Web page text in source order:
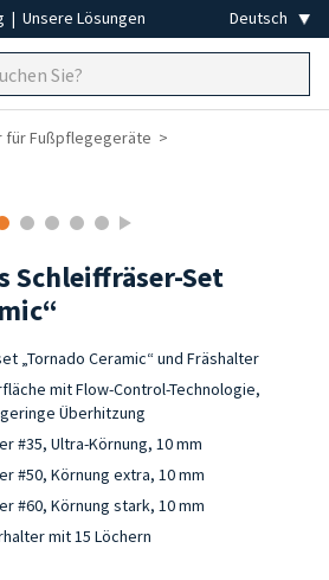
| Unsere Lösungen
für Fußpflegegeräte
Schleiffräser-Set
„Tornado Ceramic“ und Fräshalter
mit Flow-Control-Technologie,
Überhitzung
#35, Ultra-Körnung, 10 mm
#50, Körnung extra, 10 mm
#60, Körnung stark, 10 mm
mit 15 Löchern